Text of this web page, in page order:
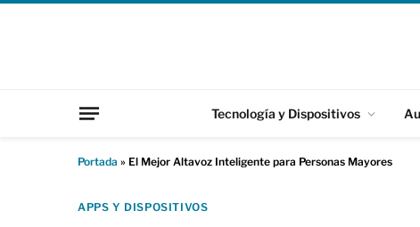
Tecnología y Dispositivos
Portada » El Mejor Altavoz Inteligente para Personas Mayores
APPS Y DISPOSITIVOS